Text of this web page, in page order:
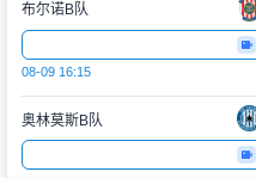
布尔诺B队
08-09 16:15
奥林莫斯B队